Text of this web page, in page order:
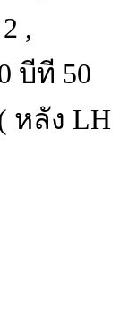
,
บีที 50
หลัง LH